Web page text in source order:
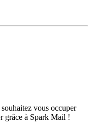
vous occuper
grâce à Spark Mail !